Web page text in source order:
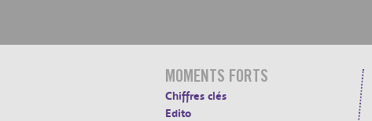
MOMENTS FORTS
Chiffres clés
Edito